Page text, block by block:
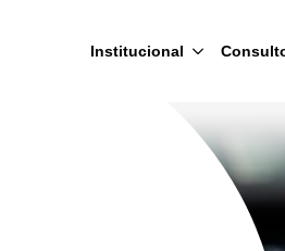
Institucional